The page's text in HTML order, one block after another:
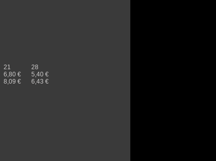
21
28
6,80 €
5,40 €
8,09 € 6,43 €